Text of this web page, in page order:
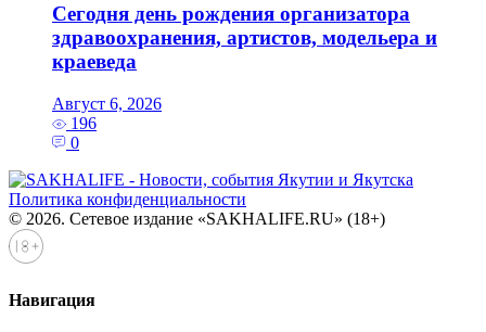
Сегодня день рождения организатора
здравоохранения, артистов, модельера и
краеведа
Август 6, 2026
196
0
Политика конфиденциальности
© 2026. Сетевое издание «SAKHALIFE.RU» (18+)
Навигация